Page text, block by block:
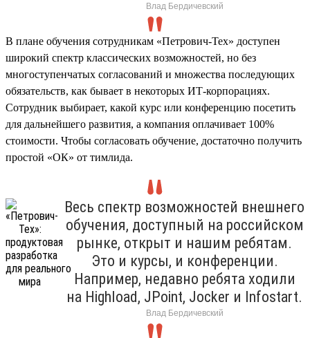
Влад Бердичевский
В плане обучения сотрудникам «Петрович-Тех» доступен
широкий спектр классических возможностей, но без
многоступенчатых согласований и множества последующих
обязательств, как бывает в некоторых ИТ-корпорациях.
Сотрудник выбирает, какой курс или конференцию посетить
для дальнейшего развития, а компания оплачивает 100%
стоимости. Чтобы согласовать обучение, достаточно получить
простой «ОК» от тимлида.
Весь спектр возможностей внешнего
обучения, доступный на российском
рынке, открыт и нашим ребятам.
Это и курсы, и конференции.
Например, недавно ребята ходили
на Highload, JPoint, Jocker и Infostart.
Влад Бердичевский